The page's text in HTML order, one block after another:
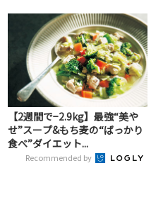
【2週間で−2.9kg】最強“美や
せ”スープ&もち麦の“ばっかり
食べ”ダイエット...
Recommended by